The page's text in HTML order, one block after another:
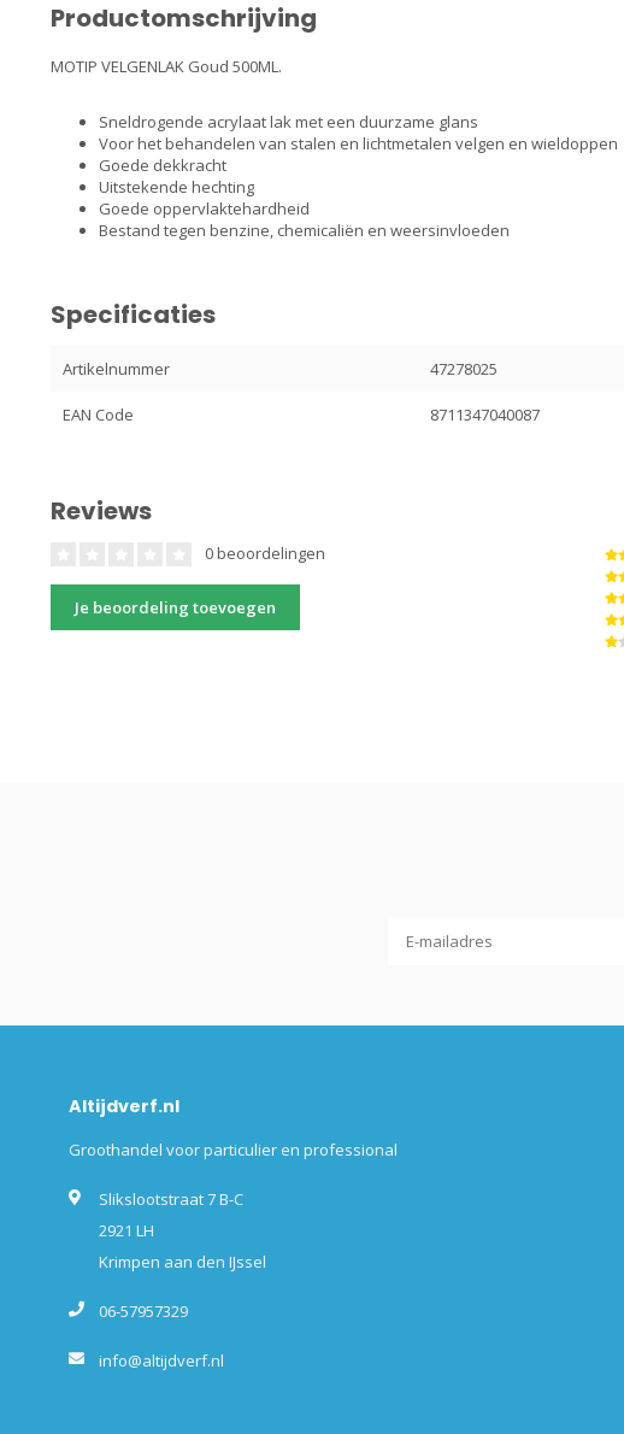
Productomschrijving
MOTIP VELGENLAK Goud 500ML.
Sneldrogende acrylaat lak met een duurzame glans
Voor het behandelen van stalen en lichtmetalen velgen en wieldoppen
Goede dekkracht
Uitstekende hechting
Goede oppervlaktehardheid
Bestand tegen benzine, chemicaliën en weersinvloeden
Specificaties
Artikelnummer 47278025
EAN Code 8711347040087
Reviews
0 beoordelingen
Je beoordeling toevoegen
Altijdverf.nl
Groothandel voor particulier en professional
Slikslootstraat 7 B-C
2921 LH
Krimpen aan den IJssel
06-57957329
info@altijdverf.nl